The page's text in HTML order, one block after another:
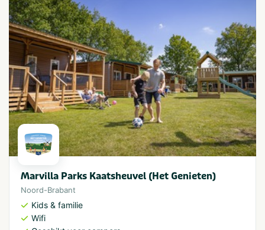
Marvilla Parks Kaatsheuvel (Het Genieten)
Noord-Brabant
Kids & familie
Wifi